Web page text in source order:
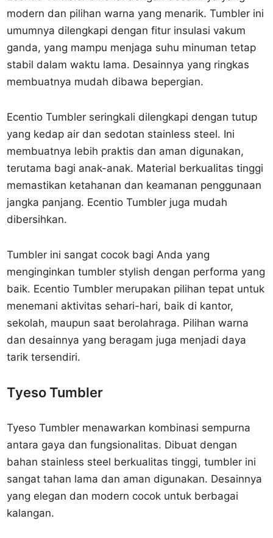
modern dan pilihan warna yang menarik. Tumbler ini
umumnya dilengkapi dengan fitur insulasi vakum
ganda, yang mampu menjaga suhu minuman tetap
stabil dalam waktu lama. Desainnya yang ringkas
membuatnya mudah dibawa bepergian.
Ecentio Tumbler seringkali dilengkapi dengan tutup
yang kedap air dan sedotan stainless steel. Ini
membuatnya lebih praktis dan aman digunakan,
terutama bagi anak-anak. Material berkualitas tinggi
memastikan ketahanan dan keamanan penggunaan
jangka panjang. Ecentio Tumbler juga mudah
dibersihkan.
Tumbler ini sangat cocok bagi Anda yang
menginginkan tumbler stylish dengan performa yang
baik. Ecentio Tumbler merupakan pilihan tepat untuk
menemani aktivitas sehari-hari, baik di kantor,
sekolah, maupun saat berolahraga. Pilihan warna
dan desainnya yang beragam juga menjadi daya
tarik tersendiri.
Tyeso Tumbler
Tyeso Tumbler menawarkan kombinasi sempurna
antara gaya dan fungsionalitas. Dibuat dengan
bahan stainless steel berkualitas tinggi, tumbler ini
sangat tahan lama dan aman digunakan. Desainnya
yang elegan dan modern cocok untuk berbagai
kalangan.